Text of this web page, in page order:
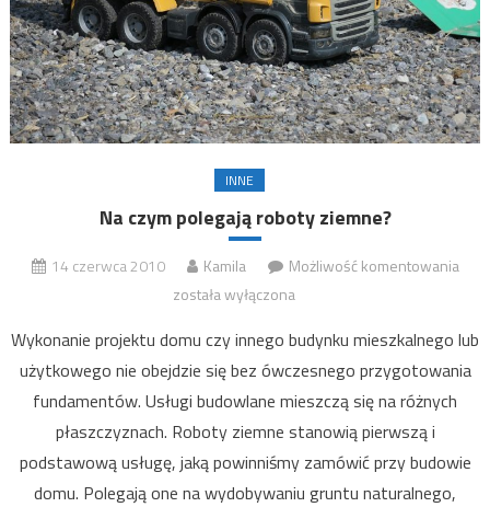
INNE
Na czym polegają roboty ziemne?
14 czerwca 2010 Kamila Możliwość komentowania
została wyłączona
Wykonanie projektu domu czy innego budynku mieszkalnego lub
użytkowego nie obejdzie się bez ówczesnego przygotowania
fundamentów. Usługi budowlane mieszczą się na różnych
płaszczyznach. Roboty ziemne stanowią pierwszą i
podstawową usługę, jaką powinniśmy zamówić przy budowie
domu. Polegają one na wydobywaniu gruntu naturalnego,